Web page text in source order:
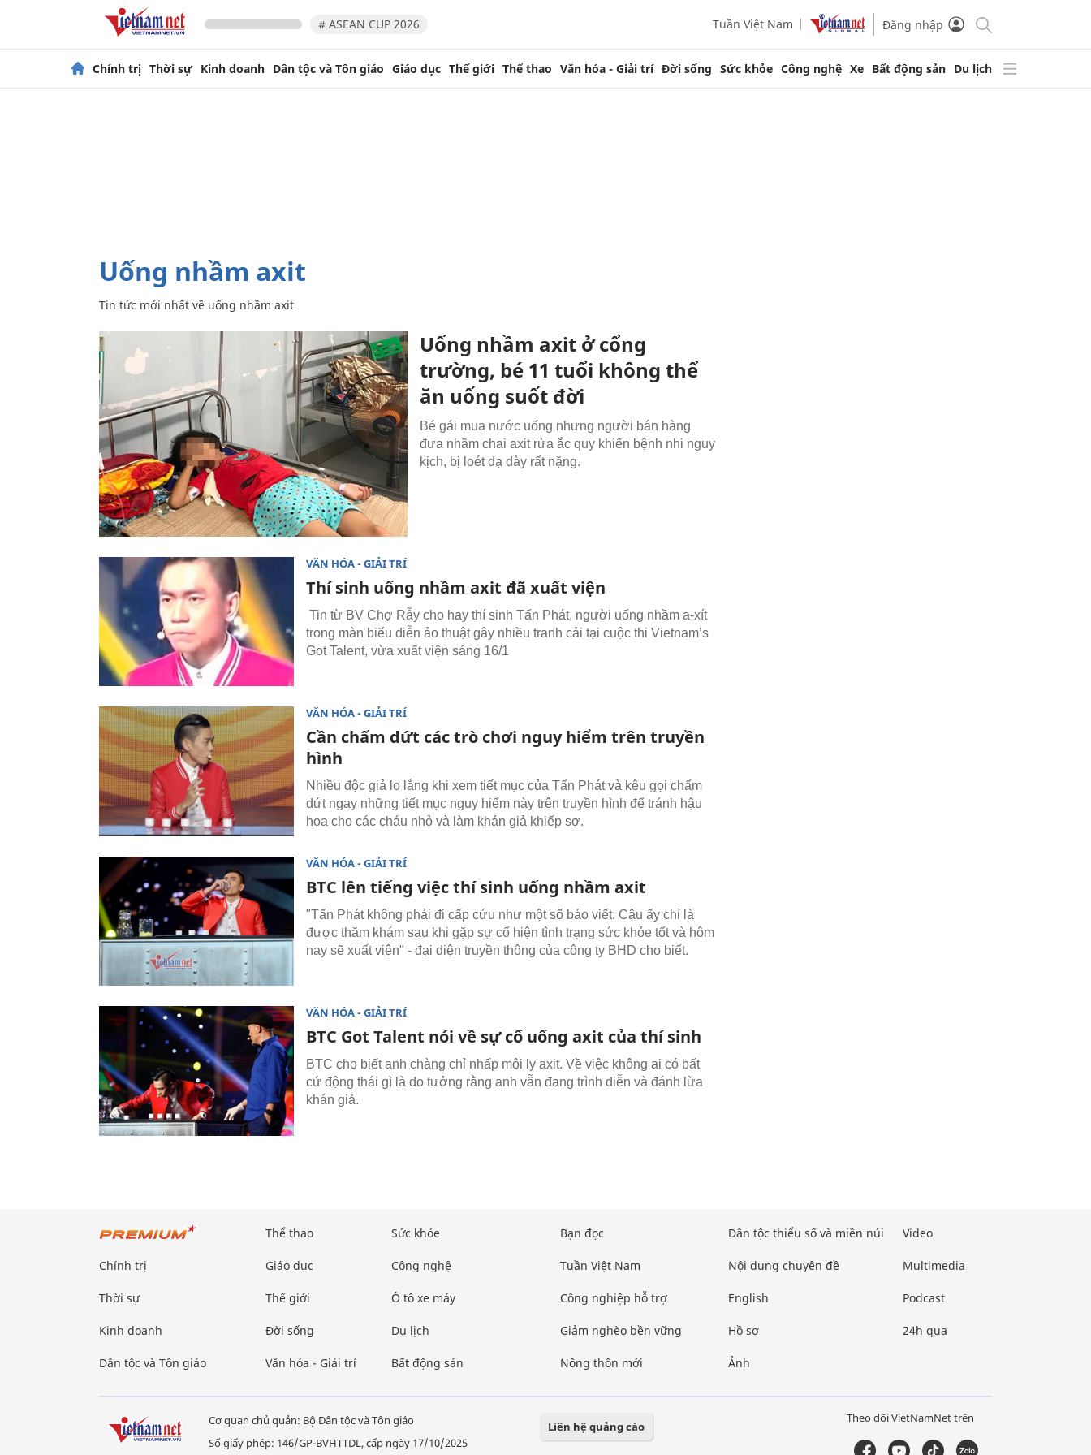
# ASEAN CUP 2026 Tuần Việt Nam Đăng nhập
Chính trị Thời sự Kinh doanh Dân tộc và Tôn giáo Giáo dục Thế giới Thể thao Văn hóa - Giải trí Đời sống Sức khỏe Công nghệ Xe Bất động sản Du lịch
uống nhầm axit
Tin tức mới nhất về uống nhầm axit
Uống nhầm axit ở cổng
trường, bé 11 tuổi không thể
ăn uống suốt đời
Bé gái mua nước uống nhưng người bán hàng
đưa nhầm chai axit rửa ắc quy khiến bệnh nhi nguy
kịch, bị loét dạ dày rất nặng.
VĂN HÓA - GIẢI TRÍ
Thí sinh uống nhầm axit đã xuất viện
Tin từ BV Chợ Rẫy cho hay thí sinh Tấn Phát, người uống nhầm a-xít
trong màn biểu diễn ảo thuật gây nhiều tranh cải tại cuộc thi Vietnam’s
Got Talent, vừa xuất viện sáng 16/1
VĂN HÓA - GIẢI TRÍ
Cần chấm dứt các trò chơi nguy hiểm trên truyền
hình
Nhiều độc giả lo lắng khi xem tiết mục của Tấn Phát và kêu gọi chấm
dứt ngay những tiết mục nguy hiểm này trên truyền hình để tránh hậu
họa cho các cháu nhỏ và làm khán giả khiếp sợ.
VĂN HÓA - GIẢI TRÍ
BTC lên tiếng việc thí sinh uống nhầm axit
"Tấn Phát không phải đi cấp cứu như một số báo viết. Cậu ấy chỉ là
được thăm khám sau khi gặp sự cố hiện tình trạng sức khỏe tốt và hôm
nay sẽ xuất viện" - đại diện truyền thông của công ty BHD cho biết.
VĂN HÓA - GIẢI TRÍ
BTC Got Talent nói về sự cố uống axit của thí sinh
BTC cho biết anh chàng chỉ nhấp môi ly axit. Về việc không ai có bất
cứ động thái gì là do tưởng rằng anh vẫn đang trình diễn và đánh lừa
khán giả.
Chính trị
Thời sự
Kinh doanh
Dân tộc và Tôn giáo
Thể thao
Giáo dục
Thế giới
Đời sống
Văn hóa - Giải trí
Sức khỏe
Công nghệ
Ô tô xe máy
Du lịch
Bất động sản
Bạn đọc
Tuần Việt Nam
Công nghiệp hỗ trợ
Giảm nghèo bền vững
Nông thôn mới
Dân tộc thiểu số và miền núi
Nội dung chuyên đề
English
Hồ sơ
Ảnh
Video
Multimedia
Podcast
24h qua
Cơ quan chủ quản: Bộ Dân tộc và Tôn giáo
Số giấy phép: 146/GP-BVHTTDL, cấp ngày 17/10/2025
Liên hệ quảng cáo
Theo dõi VietNamNet trên